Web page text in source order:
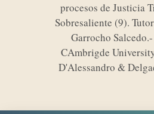
procesos de Justicia
Sobresaliente (9).
Garrocho
CAmbrigde
D'Alessandro &